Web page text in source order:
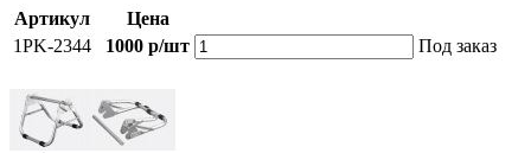
Артикул
Цена
1PK-2344
1000 р/шт Под заказ